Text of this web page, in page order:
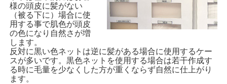
様の頭皮に髪がない
（被る下に）場合に使
用する事で肌色が頭皮
の色になり自然さが増
します。
反対に黒い色ネットは逆に髪がある場合に使用するケー
スが多いです。黒色ネットを使用する場合は若干作成す
る時に毛量を少なくした方が重くならず自然に仕上がり
ます。